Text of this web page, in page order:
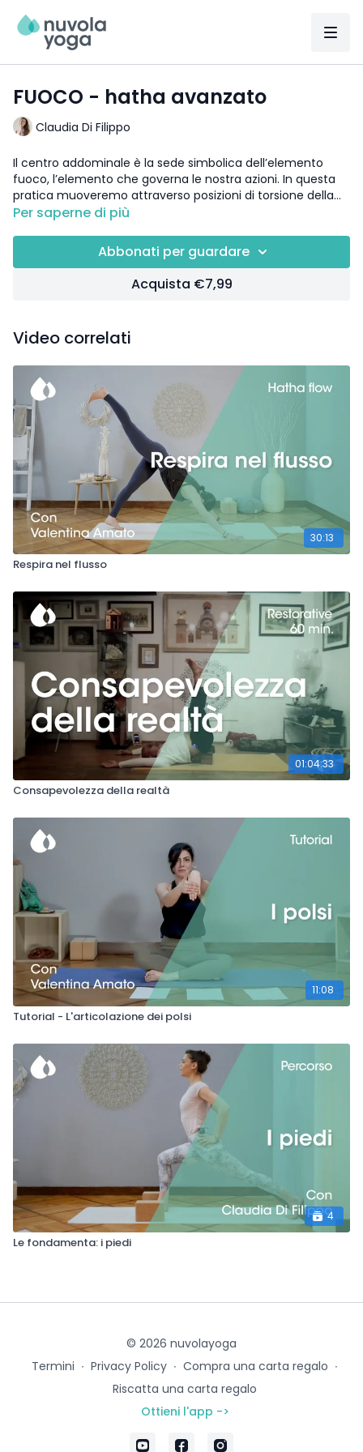
FUOCO - hatha avanzato
Claudia Di Filippo
Il centro addominale è la sede simbolica dell’elemento
fuoco, l’elemento che governa le nostra azioni. In questa
pratica muoveremo attraverso posizioni di torsione della
colonna vertebrale via via più profonde, ti invitiamo a
prima di muovere in profondità.
Claudia Di Filippo
Hatha flow
Per saperne di più
Abbonati per guardare
Acquista €7,99
Video correlati
30:13
Respira nel flusso
01:04:33
Consapevolezza della realtà
11:08
Tutorial - L'articolazione dei polsi
4
Le fondamenta: i piedi
© 2026 nuvolayoga
Termini ∙ Privacy Policy ∙ Compra una carta regalo ∙
Riscatta una carta regalo
Ottieni l'app ->